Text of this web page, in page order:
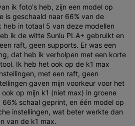
ik foto's heb, zijn een model op
is geschaald naar 66% van de
in totaal 5 van deze modellen
ik de witte Sunlu PLA+ gebruikt en
raft, geen supports. Er was een
dat heb ik verholpen met een korte
Ik heb het ook op de k1 max
met een raft, geen
gaven mijn voorkeur voor het
op mijn k1 (niet max) in groene
schaal geprint, en één model op
instellingen, wat beter werkte dan
van de k1 max.